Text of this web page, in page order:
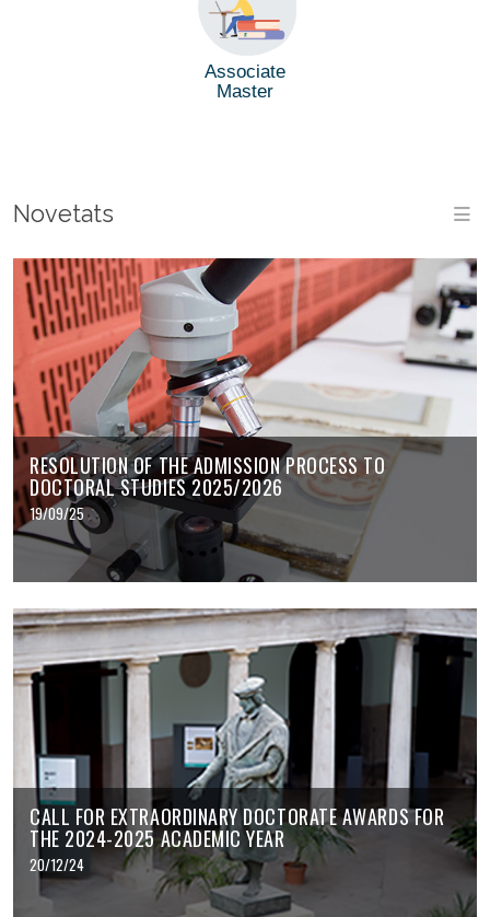
Associate
Master
Novetats
RESOLUTION OF THE ADMISSION PROCESS TO
DOCTORAL STUDIES 2025/2026
19/09/25
CALL FOR EXTRAORDINARY DOCTORATE AWARDS FOR
THE 2024-2025 ACADEMIC YEAR
20/12/24